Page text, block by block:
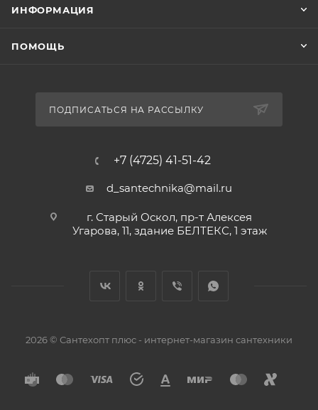
ИНФОРМАЦИЯ
ПОМОЩЬ
ПОДПИСАТЬСЯ НА РАССЫЛКУ
+7 (4725) 41-51-42
d_santechnika@mail.ru
г. Старый Оскол, пр-т Алексея
Угарова, 11, здание БЕЛТЕКС, 1 этаж
2026 © Сантехопт плюс - интернет-магазин сантехники